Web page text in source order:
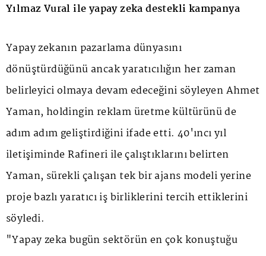
Yılmaz Vural ile yapay zeka destekli kampanya
Yapay zekanın pazarlama dünyasını
dönüştürdüğünü ancak yaratıcılığın her zaman
belirleyici olmaya devam edeceğini söyleyen Ahmet
Yaman, holdingin reklam üretme kültürünü de
adım adım geliştirdiğini ifade etti. 40'ıncı yıl
iletişiminde Rafineri ile çalıştıklarını belirten
Yaman, sürekli çalışan tek bir ajans modeli yerine
proje bazlı yaratıcı iş birliklerini tercih ettiklerini
söyledi.
"Yapay zeka bugün sektörün en çok konuştuğu